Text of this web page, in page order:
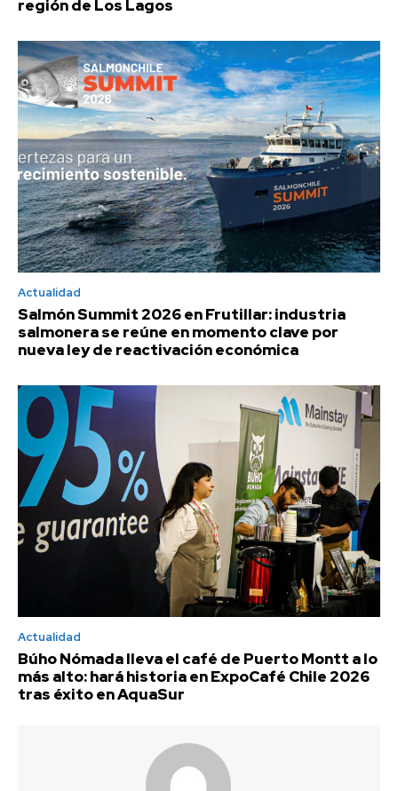
región de Los Lagos
Actualidad
Salmón Summit 2026 en Frutillar: industria
salmonera se reúne en momento clave por
nueva ley de reactivación económica
Actualidad
Búho Nómada lleva el café de Puerto Montt a lo
más alto: hará historia en ExpoCafé Chile 2026
tras éxito en AquaSur